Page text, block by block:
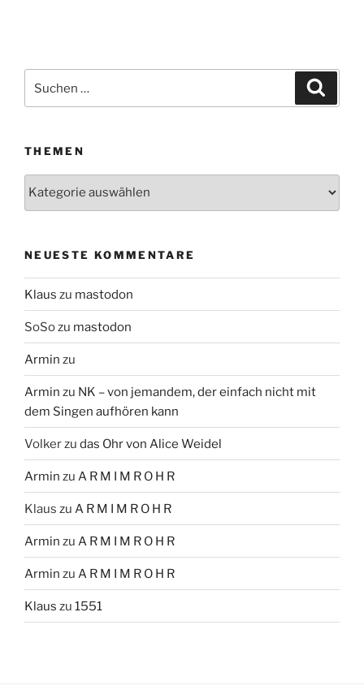
nach:
THEMEN
Themen
NEUESTE KOMMENTARE
Klaus zu mastodon
SoSozu mastodon
Armin zu
Armin zu NK – von jemandem, der einfach nicht mit
dem Singen aufhören kann
Volkerzu das Ohr von Alice Weidel
Armin zu A R M I M R O H R
Klaus zu A R M I M R O H R
Armin zu A R M I M R O H R
Armin zu A R M I M R O H R
Klaus zu 1551